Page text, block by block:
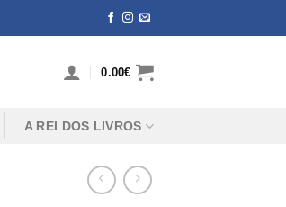
0.00€
A REI DOS LIVROS